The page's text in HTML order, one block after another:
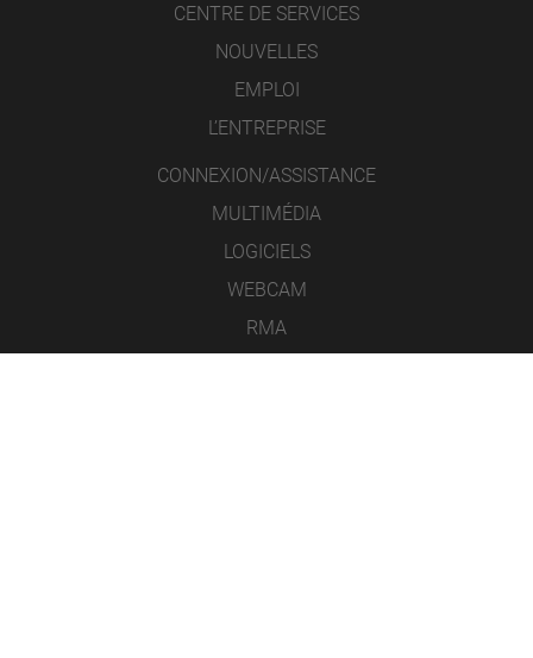
CENTRE DE SERVICES
NOUVELLES
EMPLOI
L’ENTREPRISE
CONNEXION/ASSISTANCE
MULTIMÉDIA
LOGICIELS
WEBCAM
RMA